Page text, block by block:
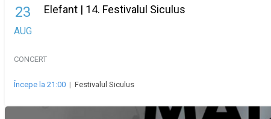
23
AUG
Elefant | 14. Festivalul Siculus
CONCERT
Începe la 21:00 | Festivalul Siculus